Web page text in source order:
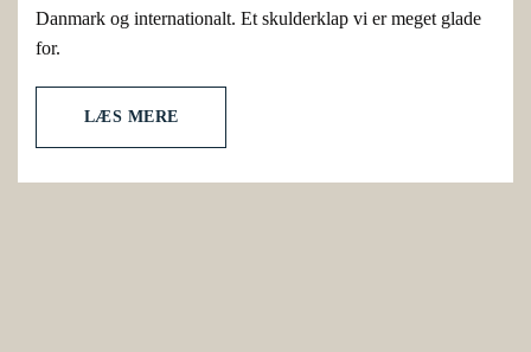
Danmark og internationalt. Et skulderklap vi er meget glade
for.
LÆS MERE